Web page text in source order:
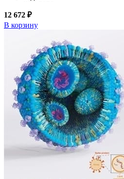
12 672 ₽
В корзину